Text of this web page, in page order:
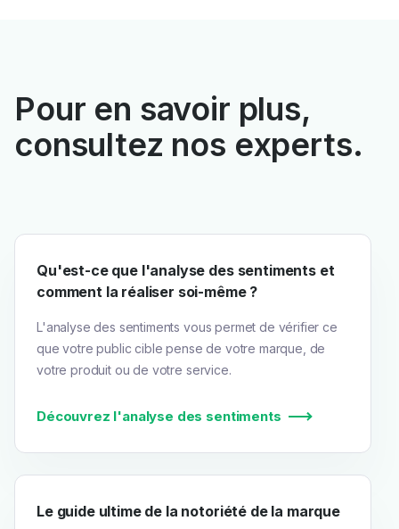
Pour en savoir plus,
consultez nos experts.
Qu'est-ce que l'analyse des sentiments et
comment la réaliser soi-même ?
L'analyse des sentiments vous permet de vérifier ce
que votre public cible pense de votre marque, de
votre produit ou de votre service.
Découvrez l'analyse des sentiments
Le guide ultime de la notoriété de la marque